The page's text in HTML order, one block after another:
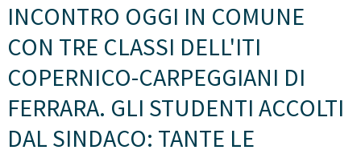
INCONTRO OGGI IN COMUNE
CON TRE CLASSI DELL'ITI
COPERNICO-CARPEGGIANI DI
FERRARA. GLI STUDENTI ACCOLTI
DAL SINDACO: TANTE LE